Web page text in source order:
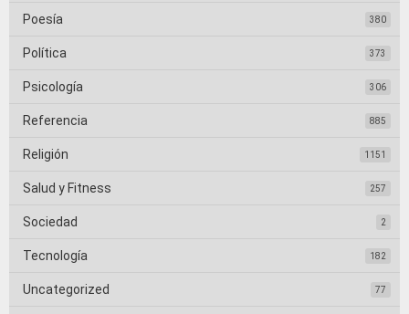
Poesía 380
Política 373
Psicología 306
Referencia 885
Religión 1151
Salud y Fitness 257
Sociedad 2
Tecnología 182
Uncategorized 77